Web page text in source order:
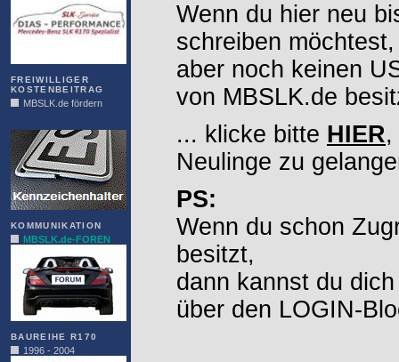
FREIWILLIGER
KOSTENBEITRAG
MBSLK.de fördern
KOMMUNIKATION
MBSLK.de-FOREN
BAUREIHE R170
1996 - 2004
Wenn du hier neu
schreiben möchtest,
aber noch keinen
von MBSLK.de
... klicke bitte HIER,
Neulinge zu
PS:
Wenn du schon
besitzt,
dann kannst du
über den LOGIN-